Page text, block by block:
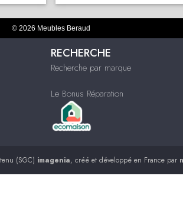
© 2026 Meubles Beraud
RECHERCHE
Recherche par marque
Le Bonus Réparation
(SGC) imagenia, créé et développé en France par